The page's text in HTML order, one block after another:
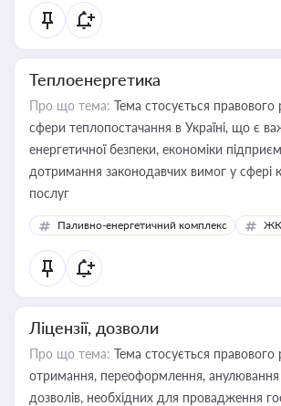
Теплоенергетика
Про що тема: Тема стосується правового
сфери теплопостачання в Україні, що є
енергетичної безпеки, економіки
дотримання законодавчих вимог у сфері
послуг
Паливно-енергетичний комплекс
Ліцензії, дозволи
Про що тема: Тема стосується правового
отримання, переоформлення, анулювання
дозволів, необхідних для провадження